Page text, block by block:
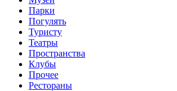
Парки
Погулять
Туристу
Театры
Пространства
Клубы
Прочее
Рестораны